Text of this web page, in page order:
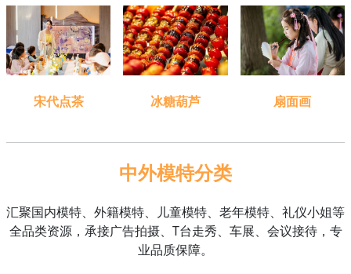
宋代点茶 冰糖葫芦 扇面画
中外模特分类
汇聚国内模特、外籍模特、儿童模特、老年模特、礼仪小姐等
全品类资源，承接广告拍摄、T台走秀、车展、会议接待，专
业品质保障。